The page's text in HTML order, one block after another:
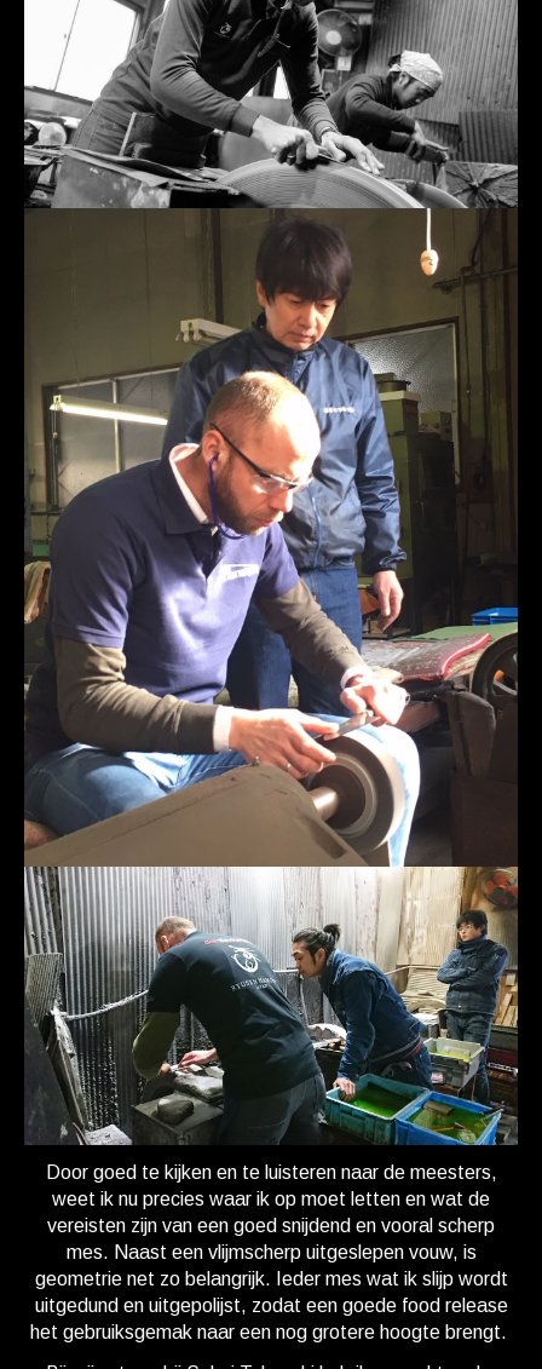
Door goed te kijken en te luisteren naar de meesters,
weet ik nu precies waar ik op moet letten en wat de
vereisten zijn van een goed snijdend en vooral scherp
mes. Naast een vlijmscherp uitgeslepen vouw, is
geometrie net zo belangrijk. Ieder mes wat ik slijp wordt
uitgedund en uitgepolijst, zodat een goede food release
het gebruiksgemak naar een nog grotere hoogte brengt.